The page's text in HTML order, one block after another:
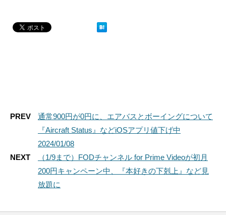
PREV
通常900円が0円に、エアバスとボーイングについて
『Aircraft Status』などiOSアプリ値下げ中
2024/01/08
NEXT
（1/9まで）FODチャンネル for Prime Videoが初月
200円キャンペーン中、『本好きの下剋上』など見
放題に